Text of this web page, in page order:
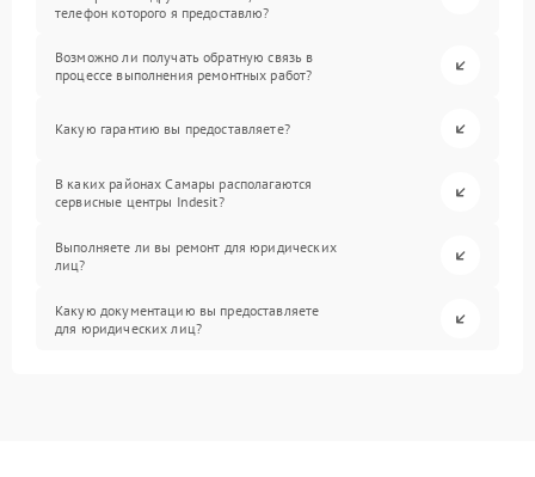
телефон которого я предоставлю?
Возможно ли получать обратную связь в
процессе выполнения ремонтных работ?
Какую гарантию вы предоставляете?
В каких районах Самары располагаются
сервисные центры Indesit?
Выполняете ли вы ремонт для юридических
лиц?
Какую документацию вы предоставляете
для юридических лиц?